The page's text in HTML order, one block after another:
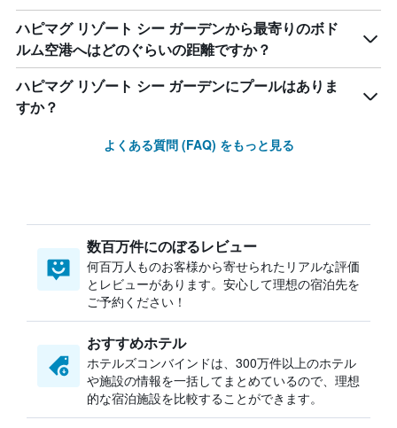
ハピマグ リゾート シー ガーデンから最寄りのボド
ルム空港へはどのぐらいの距離ですか？
ハピマグ リゾート シー ガーデンにプールはありま
すか？
よくある質問 (FAQ) をもっと見る
数百万件にのぼるレビュー
何百万人ものお客様から寄せられたリアルな評価
とレビューがあります。安心して理想の宿泊先を
ご予約ください！
おすすめホテル
ホテルズコンバインドは、300万件以上のホテル
や施設の情報を一括してまとめているので、理想
的な宿泊施設を比較することができます。